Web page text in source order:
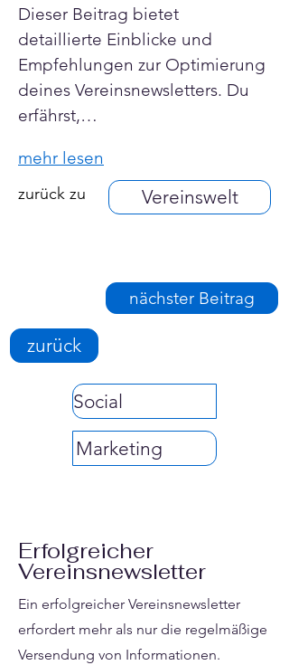
Dieser Beitrag bietet
detaillierte Einblicke und
Empfehlungen zur Optimierung
deines Vereinsnewsletters. Du
erfährst,…
mehr lesen
zurück zu Vereinswelt
nächster Beitrag
zurück
Social
Marketing
Ein erfolgreicher Vereinsnewsletter
erfordert mehr als nur die regelmäßige
Versendung von Informationen.
Erfolgreicher
Vereinsnewsletter